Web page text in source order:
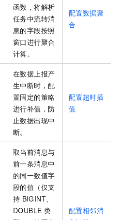
函数，将解析
任务中流转消
息的字段按照
窗口进行聚合
计算。
配置数据聚
合
在数据上报产
生中断时，配
置固定的策略
进行补值，防
止数据出现中
断。
配置超时插
值
取当前消息与
前一条消息中
的同一数值字
段的值（仅支
持 BIGINT、
DOUBLE 类
配置相邻消